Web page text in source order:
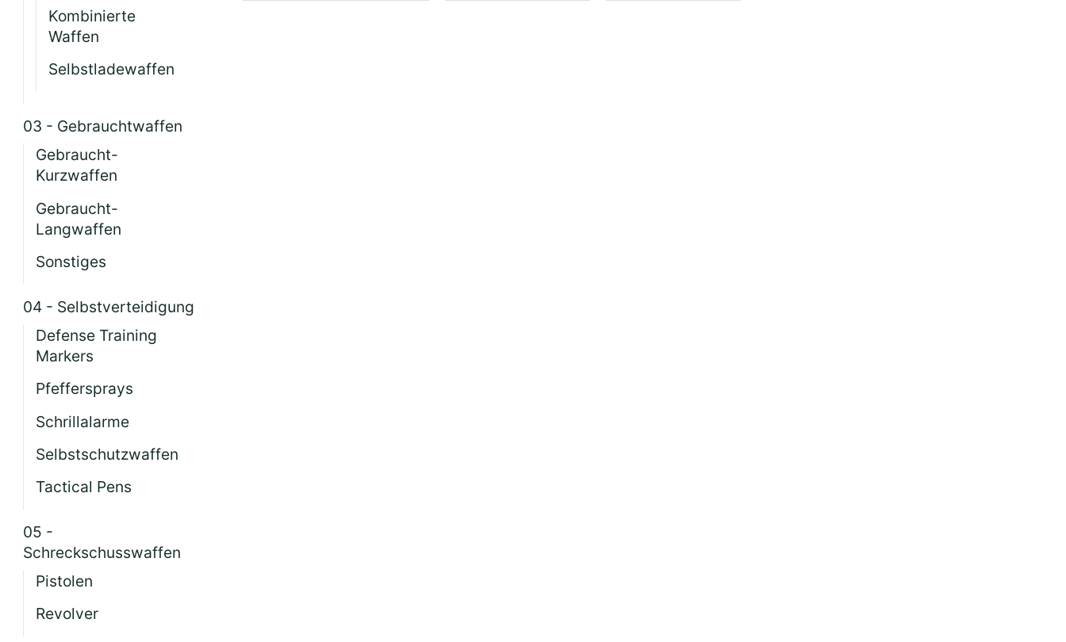
Kombinierte
Waffen
Selbstladewaffen
03 - Gebrauchtwaffen
Gebraucht-
Kurzwaffen
Gebraucht-
Langwaffen
Sonstiges
04 - Selbstverteidigung
Defense Training
Markers
Pfeffersprays
Schrillalarme
Selbstschutzwaffen
Tactical Pens
05 -
Schreckschusswaffen
Pistolen
Revolver